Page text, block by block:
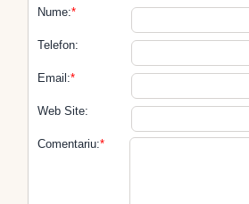
Nume:*
Telefon:
Email:*
Web Site:
Comentariu:*